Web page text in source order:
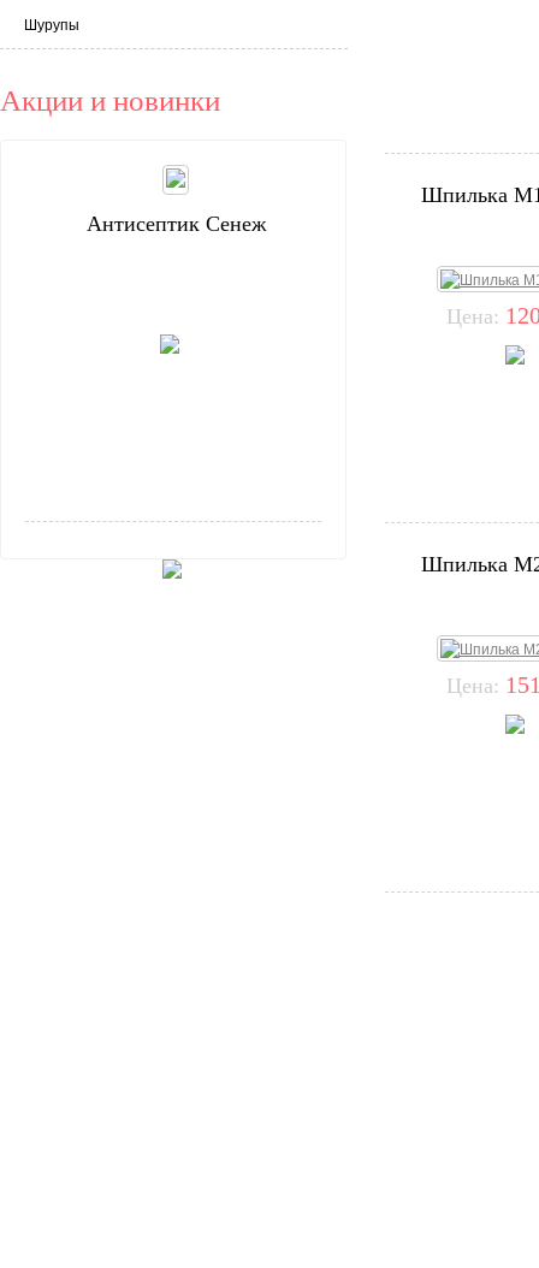
Шпилька
Цена:
Шпилька
Цена:
Шурупы
Акции и новинки
Антисептик Сенеж